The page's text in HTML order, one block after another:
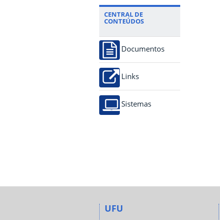
CENTRAL DE
CONTEÚDOS
Documentos
Links
Sistemas
UFU